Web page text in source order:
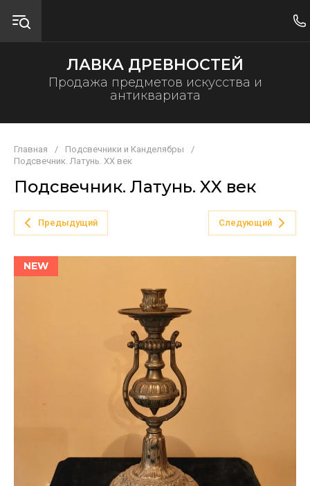
ЛАВКА ДРЕВНОСТЕЙ
Продажа предметов искусства и
антиквариата
Главная / Подсвечники и Канделябры
/
Подсвечник. Латунь. XX век
Подсвечник. Латунь. XX век
Предыдущий Следующий
NEW